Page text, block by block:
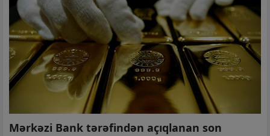
Mərkəzi Bank tərəfindən açıqlanan son